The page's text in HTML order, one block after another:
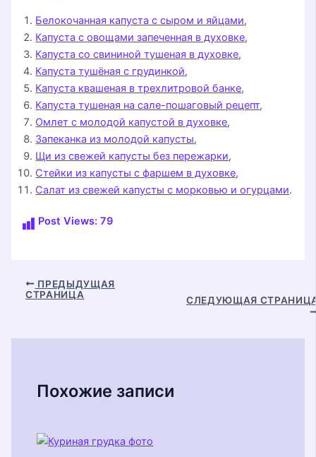
Белокочанная капуста с сыром и яйцами,
Капуста с овощами запеченная в духовке,
Капуста со свининой тушеная в духовке,
Капуста тушёная с грудинкой,
Капуста квашеная в трехлитровой банке,
Капуста тушеная на сале-пошаговый рецепт,
Омлет с молодой капустой в духовке,
Запеканка из молодой капусты,
Щи из свежей капусты без пережарки,
Стейки из капусты с фаршем в духовке,
Салат из свежей капусты с морковью и огурцами.
Post Views: 79
Навигация
ПРЕДЫДУЩАЯ
СТРАНИЦА
СЛЕДУЮЩАЯ
Похожие записи